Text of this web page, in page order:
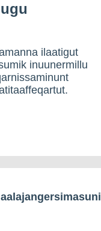
ilaatigut
inuunermillu